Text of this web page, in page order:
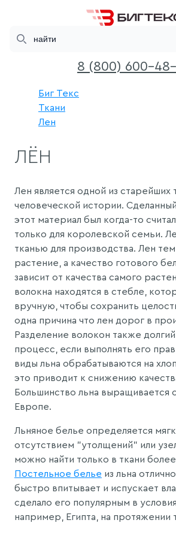
8 (800) 600-
Биг Текс
Ткани
Лен
ЛЁН
Лен является одной из старейших
человеческой истории.
этот материал был когда-то
только для королевской семьи.
тканью для производства. Лен
растение, а качество готового
зависит от качества самого
волокна находятся в стебле,
вручную, чтобы сохранить
одна причина что лен дорог в
Разделение волокон также
процесс, если выполнять его
виды льна обрабатываются на
это приводит к снижению
Большинство льна выращивается
Европе.
Льняное белье определяется
отсутствием "утолщений" или
можно найти только в ткани более
Постельное белье из льна
быстро впитывает и испускает
сделало его популярным в
например, Египта, на протяжении